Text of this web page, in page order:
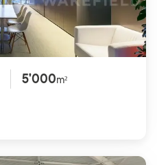
5'000m²